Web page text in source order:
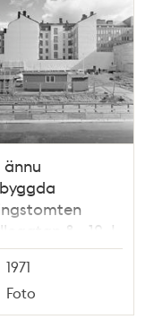
ännu
8 - 12. I
gavlarna till
5
1971
Foto